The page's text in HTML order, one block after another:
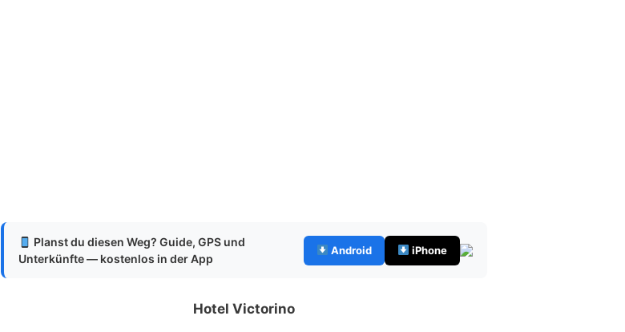
Planst du diesen Weg? Guide, GPS und
Unterkünfte — kostenlos in der App
Android iPhone
Hotel Victorino